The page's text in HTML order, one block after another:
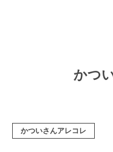
かつ
かついさんアレコレ